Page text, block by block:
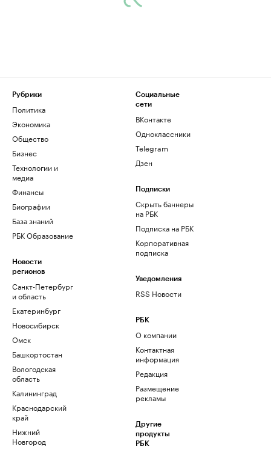
Рубрики
Политика
Экономика
Общество
Бизнес
Технологии и
медиа
Финансы
Биографии
База знаний
РБК Образование
Новости
регионов
Санкт-Петербург
и область
Екатеринбург
Новосибирск
Омск
Башкортостан
Вологодская
область
Калининград
Краснодарский
край
Нижний
Новгород
Социальные
сети
ВКонтакте
Одноклассники
Telegram
Дзен
Подписки
Скрыть баннеры
на РБК
Подписка на РБК
Корпоративная
подписка
Уведомления
RSS Новости
РБК
О компании
Контактная
информация
Редакция
Размещение
рекламы
Другие
продукты
РБК